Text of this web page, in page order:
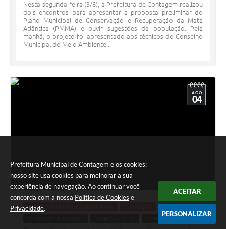
Prefeitura Municipal de Contagem e os cookies:
nosso site usa cookies para melhorar a sua
experiência de navegação. Ao continuar você
concorda com a nossa Política de Cookies e
Privacidade.
ACEITAR
PERSONALIZAR
Nesta segunda-feira (3/8), a Prefeitura de Contagem realizou
dois encontros para apresentar a proposta preliminar do
Plano Municipal de Conservação e Recuperação da Mata
Atlântica (PMMA) e ouvir sugestões da população. Pela
manhã, o projeto foi apresentado aos técnicos do Conselho
Municipal do Meio Ambiente...
AGO
04
DIREITOS HUMANOS E CIDADANIA
SERVIÇO